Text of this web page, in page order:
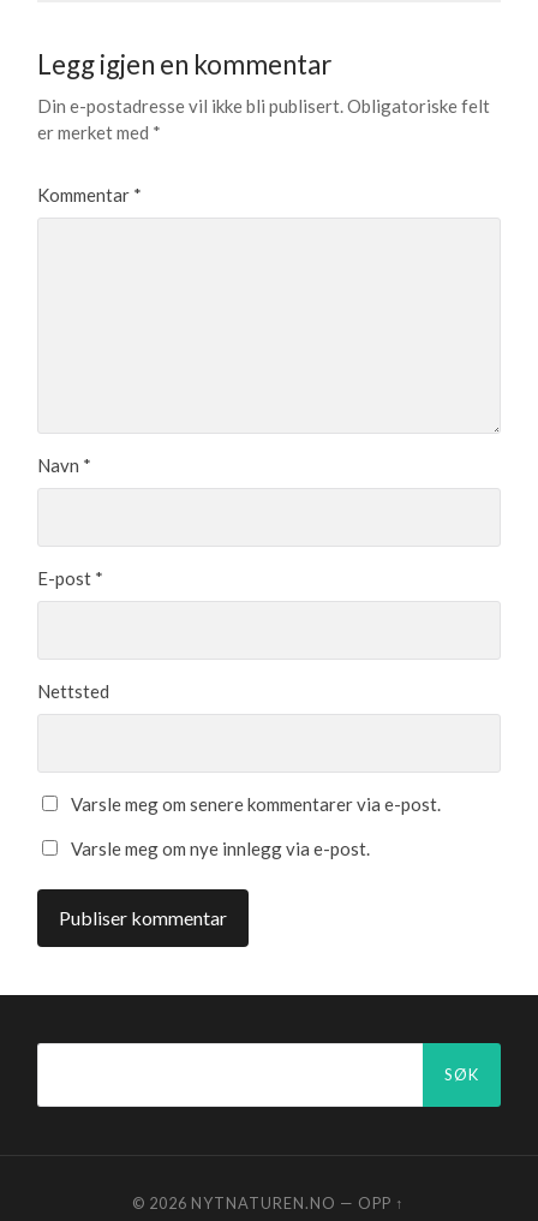
Legg igjen en kommentar
Din e-postadresse vil ikke bli publisert.Obligatoriske felt
er merket med *
Kommentar *
Navn *
E-post *
Nettsted
Varsle meg om senere kommentarer via e-post.
Varsle meg om nye innlegg via e-post.
© 2026 NYTNATUREN.NO — OPP ↑